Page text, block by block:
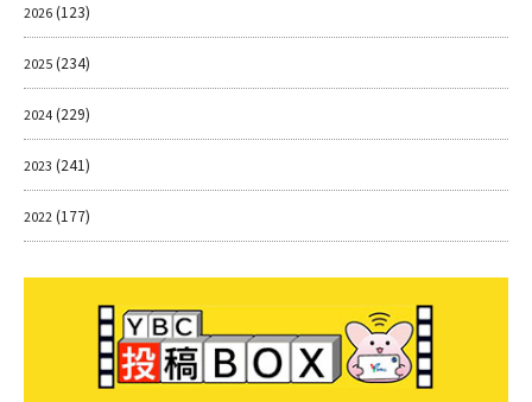
2026(123)
2025(234)
2024(229)
2023 (241)
2022(177)